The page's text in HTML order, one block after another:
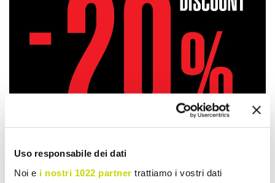
Uso responsabile dei dati
Noi e i nostri 1022 partner trattiamo i vostri dati